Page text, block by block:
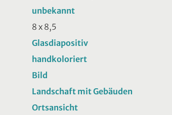
unbekannt
8 x 8,5
Glasdiapositiv
handkoloriert
Bild
Landschaft mit Gebäuden
Ortsansicht